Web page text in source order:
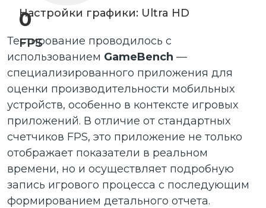
0
FPS
Настройки графики: Ultra HD
Тестирование проводилось с
использованием GameBench —
специализированного приложения для
оценки производительности мобильных
устройств, особенно в контексте игровых
приложений. В отличие от стандартных
счетчиков FPS, это приложение не только
отображает показатели в реальном
времени, но и осуществляет подробную
запись игрового процесса с последующим
формированием детального отчета.